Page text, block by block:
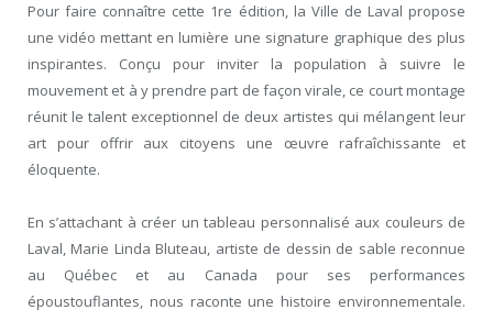
Pour faire connaître cette 1re édition, la Ville de Laval propose
une vidéo mettant en lumière une signature graphique des plus
inspirantes. Conçu pour inviter la population à suivre le
mouvement et à y prendre part de façon virale, ce court montage
réunit le talent exceptionnel de deux artistes qui mélangent leur
art pour offrir aux citoyens une œuvre rafraîchissante et
éloquente.
En s’attachant à créer un tableau personnalisé aux couleurs de
Laval, Marie Linda Bluteau, artiste de dessin de sable reconnue
au Québec et au Canada pour ses performances
époustouflantes, nous raconte une histoire environnementale.